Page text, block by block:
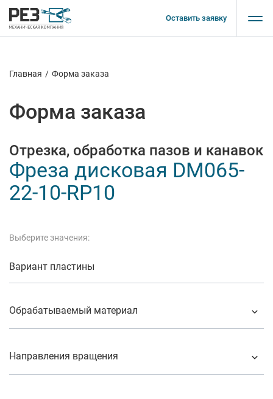
Оставить заявку
Главная / Форма заказа
Форма заказа
Отрезка, обработка пазов и канавок
Фреза дисковая DM065-
22-10-RP10
Выберите значения:
Вариант пластины
Обрабатываемый материал
Направления вращения